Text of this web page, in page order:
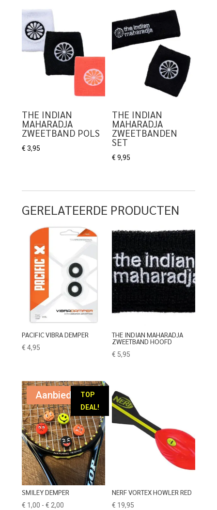
THE INDIAN
MAHARADJA
ZWEETBAND POLS
€ 3,95
THE INDIAN
MAHARADJA
ZWEETBANDEN
SET
€ 9,95
GERELATEERDE PRODUCTEN
PACIFIC VIBRA DEMPER
€ 4,95
THE INDIAN MAHARADJA
ZWEETBAND HOOFD
€ 5,95
TOP
DEAL!
Aanbieding!
SMILEY DEMPER
€ 1,00 - € 2,00Prijsklasse:
NERF VORTEX HOWLER RED
€ 19,95